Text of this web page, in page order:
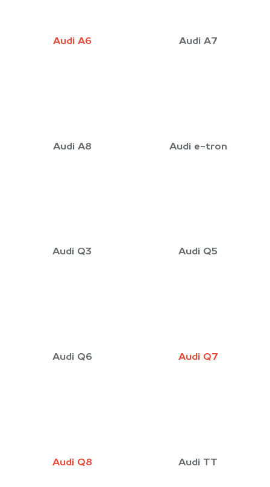
Audi A6 Audi A7
Audi A8 Audi e-tron
Audi Q3 Audi Q5
Audi Q6 Audi Q7
Audi Q8 Audi TT